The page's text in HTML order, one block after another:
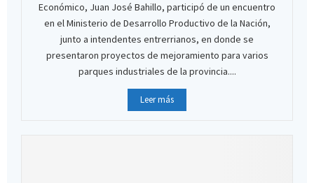
Económico, Juan José Bahillo, participó de un encuentro
en el Ministerio de Desarrollo Productivo de la Nación,
junto a intendentes entrerrianos, en donde se
presentaron proyectos de mejoramiento para varios
parques industriales de la provincia....
Leer más